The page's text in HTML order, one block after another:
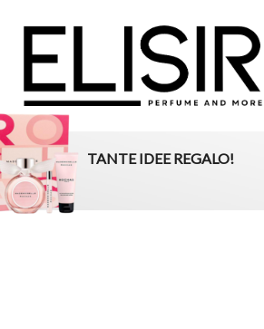
ELISIR
La tua destinazione per il beauty, i profumi
TANTE IDEE REGALO!